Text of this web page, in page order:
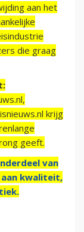
aan het
die graag
krijg
geeft.
van
aan kwaliteit,